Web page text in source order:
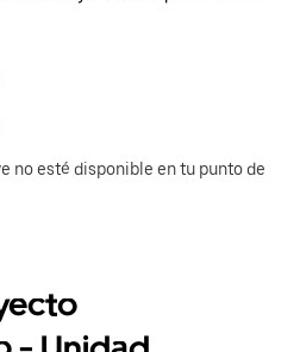
no esté disponible en tu punto de